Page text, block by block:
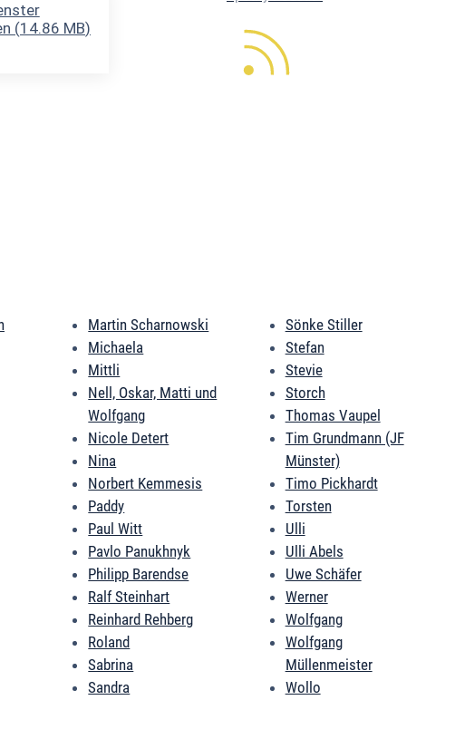
(14.86 MB)
Martin Scharnowski
Michaela
Mittli
Nell, Oskar, Matti und
Wolfgang
Nicole Detert
Nina
Norbert Kemmesis
Paddy
Paul Witt
Pavlo Panukhnyk
Philipp Barendse
Ralf Steinhart
Reinhard Rehberg
Roland
Sabrina
Sandra
Sönke Stiller
Stefan
Stevie
Storch
Thomas Vaupel
Tim Grundmann (JF
Münster)
Timo Pickhardt
Torsten
Ulli
Ulli Abels
Uwe Schäfer
Werner
Wolfgang
Wolfgang
Müllenmeister
Wollo